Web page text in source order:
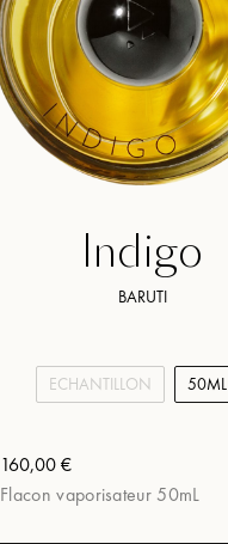
Indigo
BARUTI
ECHANTILLON 50ML
160,00 €
Flacon vaporisateur 50mL